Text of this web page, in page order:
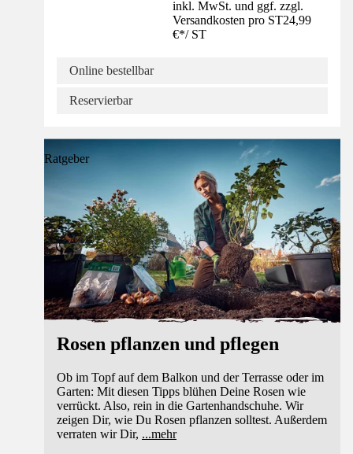
inkl. MwSt. und ggf. zzgl.
Versandkosten pro ST24,99
€*/ ST
Online bestellbar
Reservierbar
Ratgeber
Rosen pflanzen und pflegen
Ob im Topf auf dem Balkon und der Terrasse oder im
Garten: Mit diesen Tipps blühen Deine Rosen wie
verrückt. Also, rein in die Gartenhandschuhe. Wir
zeigen Dir, wie Du Rosen pflanzen solltest. Außerdem
verraten wir Dir, ...mehr